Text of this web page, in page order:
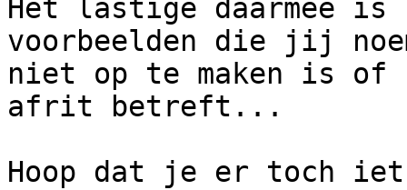
Het lastige daarmee
voorbeelden die jij
niet op te maken is
afrit betreft...
Hoop dat je er toch